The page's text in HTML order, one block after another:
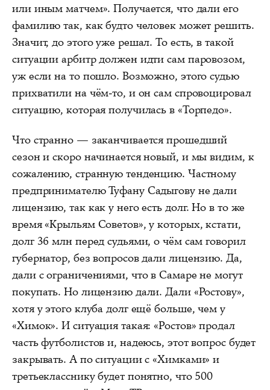
или иным матчем». Получается, что дали его
фамилию так, как будто человек может решить.
Значит, до этого уже решал. То есть, в такой
ситуации арбитр должен идти сам паровозом,
уж если на то пошло. Возможно, этого судью
прихватили на чём-то, и он сам спровоцировал
ситуацию, которая получилась в «Торпедо».
Что странно — заканчивается прошедший
сезон и скоро начинается новый, и мы видим, к
сожалению, странную тенденцию. Частному
предпринимателю Туфану Садыгову не дали
лицензию, так как у него есть долг. Но в то же
время «Крыльям Советов», у которых, кстати,
долг 36 млн перед судьями, о чём сам говорил
губернатор, без вопросов дали лицензию. Да,
дали с ограничениями, что в Самаре не могут
покупать. Но лицензию дали. Дали «Ростову»,
хотя у этого клуба долг ещё больше, чем у
«Химок». И ситуация такая: «Ростов» продал
часть футболистов и, надеюсь, этот вопрос будет
закрывать. А по ситуации с «Химками» и
третьекласснику будет понятно, что 500